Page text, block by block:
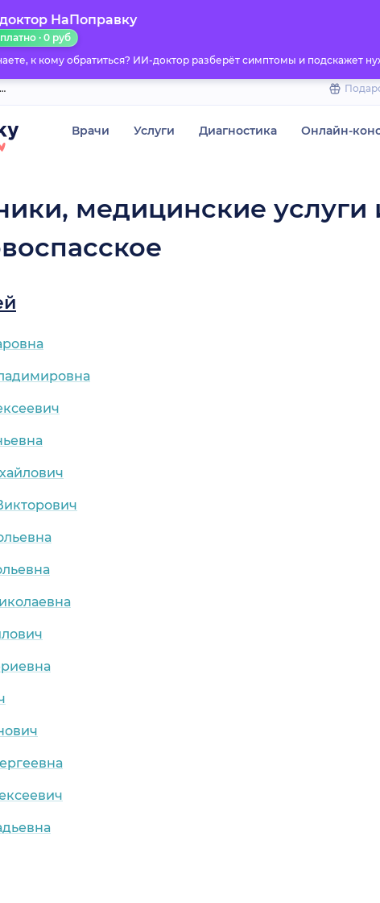
НаПоправку
· 0 руб
к кому обратиться? ИИ-доктор разберёт симптомы и подскажет
Врачи Услуги Диагностика Онлайн-
медицинские услуги